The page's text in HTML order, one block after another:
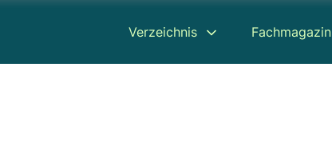
Verzeichnis Fachmagazin